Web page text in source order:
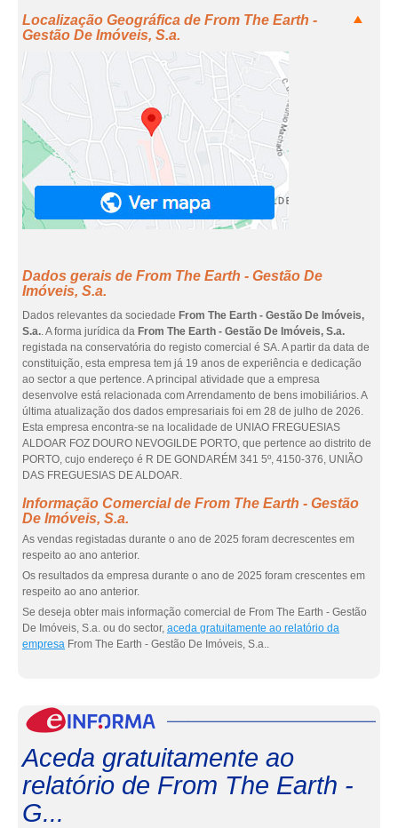
Localização Geográfica de From The Earth -
Gestão De Imóveis, S.a.
Dados gerais de From The Earth - Gestão De
Imóveis, S.a.
Dados relevantes da sociedade From The Earth - Gestão De Imóveis,
S.a.. A forma jurídica da From The Earth - Gestão De Imóveis, S.a.
registada na conservatória do registo comercial é SA. A partir da data de
constituição, esta empresa tem já 19 anos de experiência e dedicação
ao sector a que pertence. A principal atividade que a empresa
desenvolve está relacionada com Arrendamento de bens imobiliários. A
última atualização dos dados empresariais foi em 28 de julho de 2026.
Esta empresa encontra-se na localidade de UNIAO FREGUESIAS
ALDOAR FOZ DOURO NEVOGILDE PORTO, que pertence ao distrito de
PORTO, cujo endereço é R DE GONDARÉM 341 5º, 4150-376, UNIÃO
DAS FREGUESIAS DE ALDOAR.
Informação Comercial de From The Earth - Gestão
De Imóveis, S.a.
As vendas registadas durante o ano de 2025 foram decrescentes em
respeito ao ano anterior.
Os resultados da empresa durante o ano de 2025 foram crescentes em
respeito ao ano anterior.
Se deseja obter mais informação comercial de From The Earth - Gestão
De Imóveis, S.a. ou do sector, aceda gratuitamente ao relatório da
empresa From The Earth - Gestão De Imóveis, S.a..
Aceda gratuitamente ao
relatório de From The Earth -
G...